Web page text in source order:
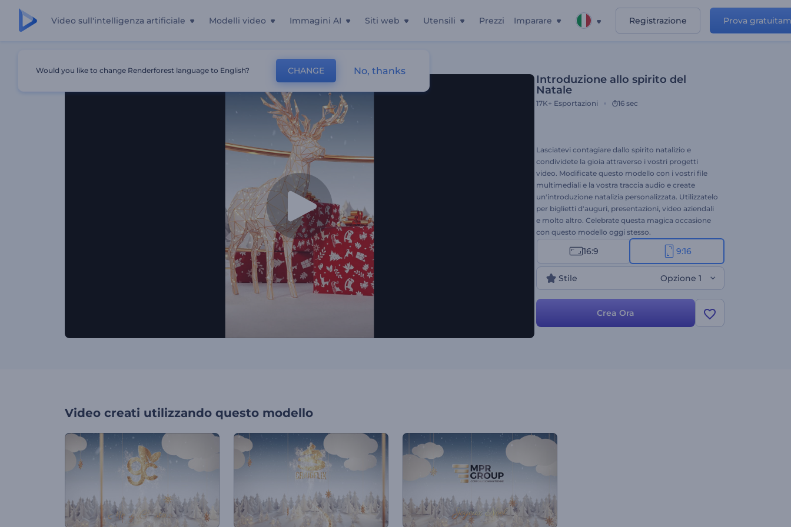
Video sull'intelligenza artificiale Modelli video Immagini AI Siti web Utensili Prezzi Imparare Registrazione Prova
Introduzione allo spirito del
Natale
17K+ Esportazioni 16 sec
Lasciatevi contagiare dallo spirito natalizio e
condividete la gioia attraverso i vostri progetti
video. Modificate questo modello con i vostri file
multimediali e la vostra traccia audio e create
un'introduzione natalizia personalizzata. Utilizzatelo
per biglietti d'auguri, presentazioni, video aziendali
e molto altro. Celebrate questa magica occasione
con questo modello oggi stesso.
16:9 9:16
Stile Opzione 1
Crea Ora
Video creati utilizzando questo modello
Would you like to change Renderforest language to English? CHANGE No, thanks